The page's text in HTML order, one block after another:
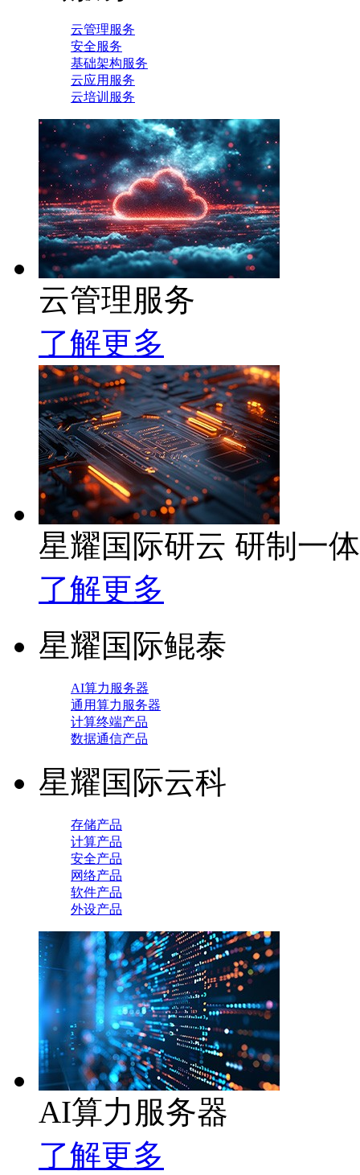
云管理服务
安全服务
基础架构服务
云应用服务
云培训服务
云管理服务
了解更多
星耀国际研云 研制一
了解更多
星耀国际鲲泰
AI算力服务器
通用算力服务器
计算终端产品
数据通信产品
星耀国际云科
存储产品
计算产品
安全产品
网络产品
软件产品
外设产品
AI算力服务器
了解更多